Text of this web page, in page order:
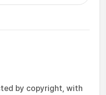
by copyright, with